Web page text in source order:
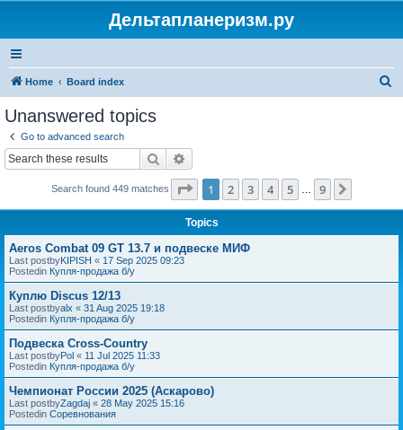
Дельтапланеризм.ру
Home Board index
Unanswered topics
Go to advanced search
Search
Search found 449 matches Page 1of 9
1 2 3 4 5 9
Topics
Aeros Combat 09 GT 13.7 и подвеске МИФ
Last postbyKIPISH « 17 Sep 2025 09:23
Postedin Купля-продажа б/у
Куплю Discus 12/13
Last postbyalx « 31 Aug 2025 19:18
Postedin Купля-продажа б/у
Подвеска Cross-Country
Last postbyPol « 11 Jul 2025 11:33
Postedin Купля-продажа б/у
Чемпионат России 2025 (Аскарово)
Last postbyZagdaj « 28 May 2025 15:16
Postedin Соревнования